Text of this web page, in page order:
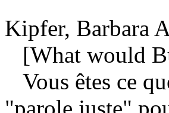
Kipfer, Barbara
[What would
Vous êtes ce
"parole juste"